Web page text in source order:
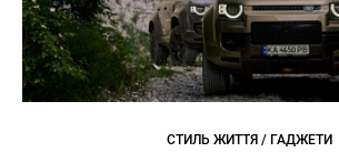
СТИЛЬ ЖИТТЯ / ГАДЖЕТИ